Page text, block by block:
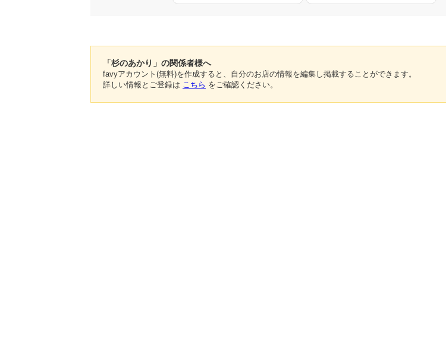
「杉のあかり」の関係者様へ
favyアカウント(無料)を作成すると、自分のお店の情報を編集し掲載することができます。
詳しい情報とご登録は こちら をご確認ください。